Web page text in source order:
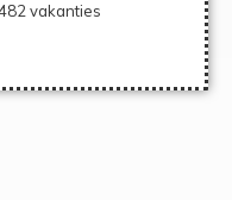
vakanties